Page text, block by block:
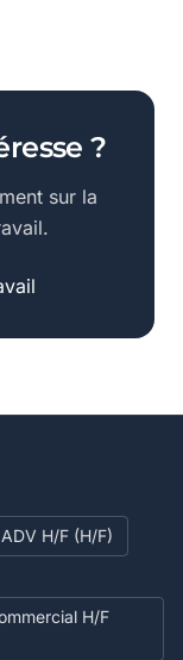
?
sur la
H/F (H/F)
H/F